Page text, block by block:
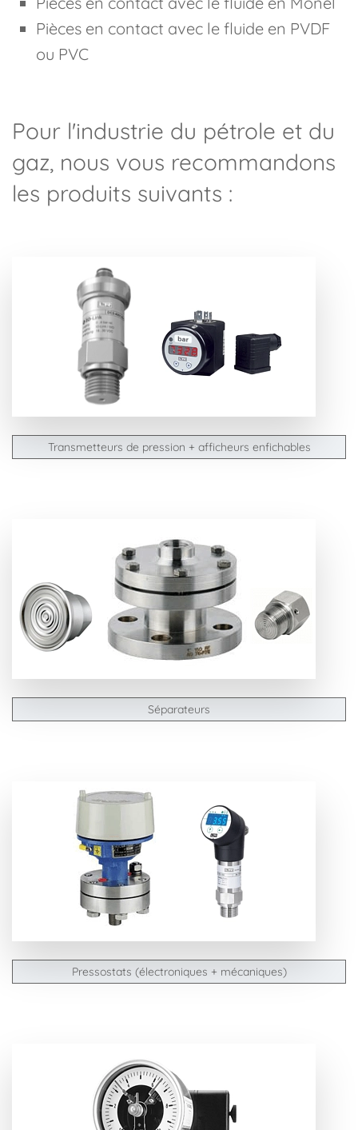
Pièces en contact avec le fluide en PVDF
ou PVC
Pour l'industrie du pétrole et du
gaz, nous vous recommandons
les produits suivants :
Transmetteurs de pression + afficheurs enfichables
Séparateurs
Pressostats (électroniques + mécaniques)